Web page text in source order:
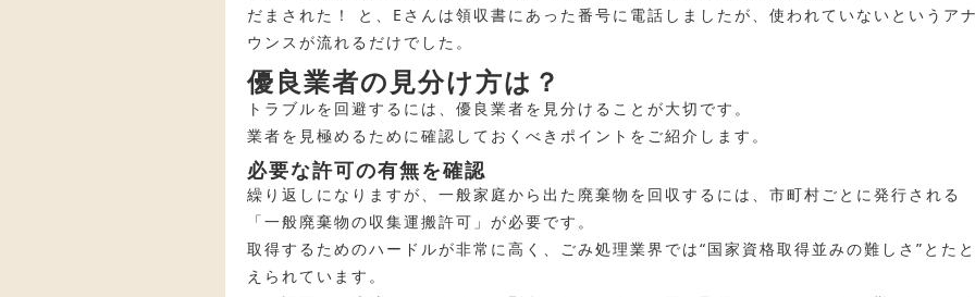
だまされた！ と、Eさんは領収書にあった番号に電話しましたが、使われていないというア
ウンスが流れるだけでした。
優良業者の見分け方は？
トラブルを回避するには、優良業者を見分けることが大切です。
業者を見極めるために確認しておくべきポイントをご紹介します。
必要な許可の有無を確認
繰り返しになりますが、一般家庭から出た廃棄物を回収するには、市町村ごとに発行される
「一般廃棄物の収集運搬許可」が必要です。
取得するためのハードルが非常に高く、ごみ処理業界では“国家資格取得並みの難しさ”とたと
えられています。